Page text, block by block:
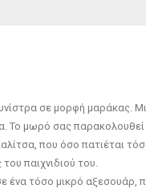
σε μορφή μαράκας.
Το μωρό σας
που όσο πατιέται
παιχνιδιού του.
ένα τόσο μικρό αξεσουάρ,